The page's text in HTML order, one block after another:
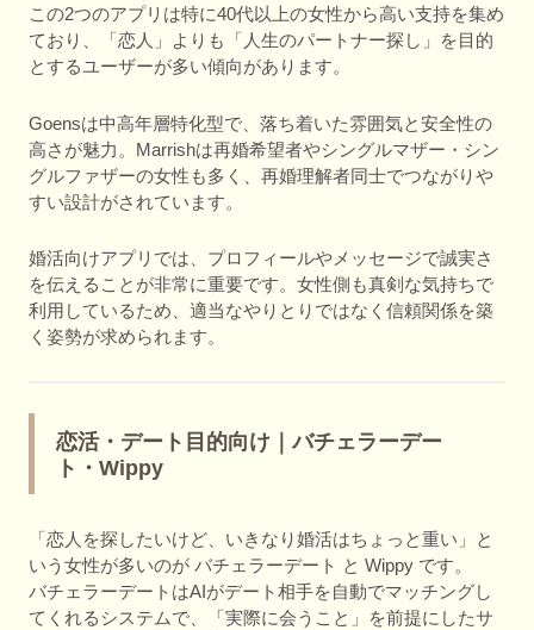
この2つのアプリは特に40代以上の女性から高い支持を集め
ており、「恋人」よりも「人生のパートナー探し」を目的
とするユーザーが多い傾向があります。
Goensは中高年層特化型で、落ち着いた雰囲気と安全性の
高さが魅力。Marrishは再婚希望者やシングルマザー・シン
グルファザーの女性も多く、再婚理解者同士でつながりや
すい設計がされています。
婚活向けアプリでは、プロフィールやメッセージで誠実さ
を伝えることが非常に重要です。女性側も真剣な気持ちで
利用しているため、適当なやりとりではなく信頼関係を築
く姿勢が求められます。
恋活・デート目的向け｜バチェラーデー
ト・Wippy
「恋人を探したいけど、いきなり婚活はちょっと重い」と
いう女性が多いのが バチェラーデート と Wippy です。
バチェラーデートはAIがデート相手を自動でマッチングし
てくれるシステムで、「実際に会うこと」を前提にしたサ